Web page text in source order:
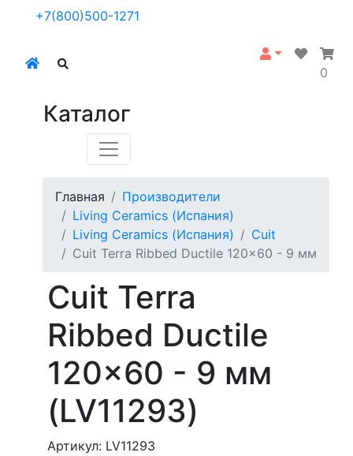
+7(800)500-1271
0
Каталог
Главная
Производители
Living Ceramics (Испания)
Living Ceramics (Испания)
Cuit
Cuit Terra Ribbed Ductile 120x60 - 9 мм
Cuit Terra
Ribbed Ductile
120x60 - 9 мм
(LV11293)
Артикул: LV11293